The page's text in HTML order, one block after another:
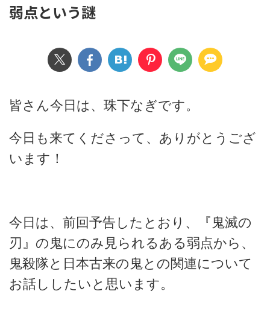
弱点という謎
皆さん今日は、珠下なぎです。
今日も来てくださって、ありがとうござ
います！
今日は、前回予告したとおり、『鬼滅の
刃』の鬼にのみ見られるある弱点から、
鬼殺隊と日本古来の鬼との関連について
お話ししたいと思います。